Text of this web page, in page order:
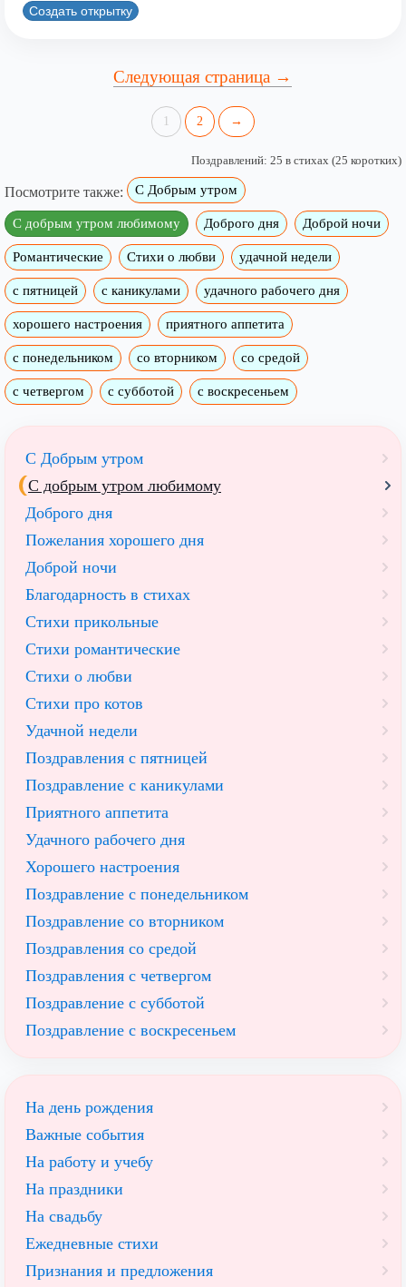
Создать открытку
Следующая страница →
1 2 →
Поздравлений: 25 в стихах (25 коротких)
Посмотрите также: С Добрым утром
C добрым утром любимому Доброго дня Доброй ночи
Романтические Стихи о любви удачной недели
c пятницей с каникулами удачного рабочего дня
хорошего настроения приятного аппетита
с понедельником со вторником со средой
с четвергом с субботой с воскресеньем
С Добрым утром
C добрым утром любимому
Доброго дня
Пожелания хорошего дня
Доброй ночи
Благодарность в стихах
Стихи прикольные
Стихи романтические
Стихи о любви
Стихи про котов
Удачной недели
Поздравления с пятницей
Поздравление с каникулами
Приятного аппетита
Удачного рабочего дня
Хорошего настроения
Поздравление с понедельником
Поздравление со вторником
Поздравления со средой
Поздравления с четвергом
Поздравление с субботой
Поздравление с воскресеньем
На день рождения
Важные события
На работу и учебу
На праздники
На свадьбу
Ежедневные стихи
Признания и предложения